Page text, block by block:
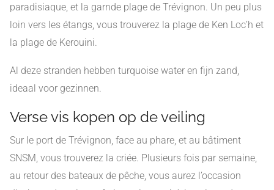
paradisiaque, et la garnde plage de Trévignon. Un peu plus
loin vers les étangs, vous trouverez la plage de Ken Loc’h et
la plage de Kerouini.
Al deze stranden hebben turquoise water en fijn zand,
ideaal voor gezinnen.
Verse vis kopen op de veiling
Sur le port de Trévignon, face au phare, et au bâtiment
SNSM, vous trouverez la criée. Plusieurs fois par semaine,
au retour des bateaux de pêche, vous aurez l’occasion